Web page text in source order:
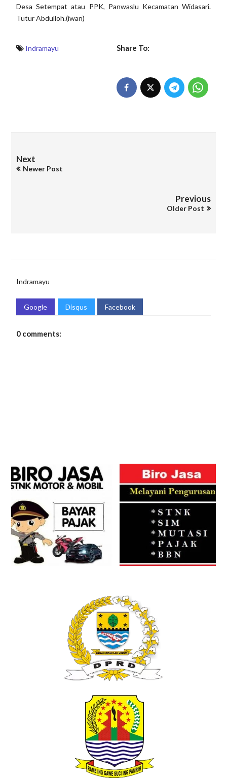
Desa Setempat atau PPK, Panwaslu Kecamatan Widasari.
Tutur Abdulloh.(iwan)
Indramayu Share To:
Next
Newer Post
Previous
Older Post
Indramayu
Google Disqus Facebook
0 comments: